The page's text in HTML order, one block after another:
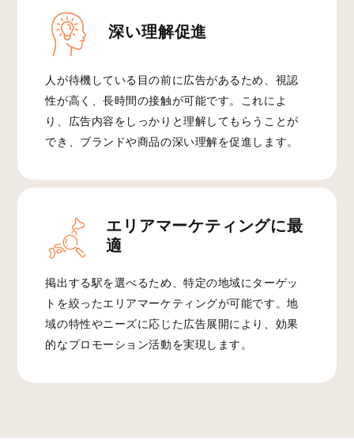
深い理解促進
人が待機している目の前に広告があるため、視認
性が高く、長時間の接触が可能です。これによ
り、広告内容をしっかりと理解してもらうことが
でき、ブランドや商品の深い理解を促進します。
エリアマーケティングに最
適
掲出する駅を選べるため、特定の地域にターゲッ
トを絞ったエリアマーケティングが可能です。地
域の特性やニーズに応じた広告展開により、効果
的なプロモーション活動を実現します。